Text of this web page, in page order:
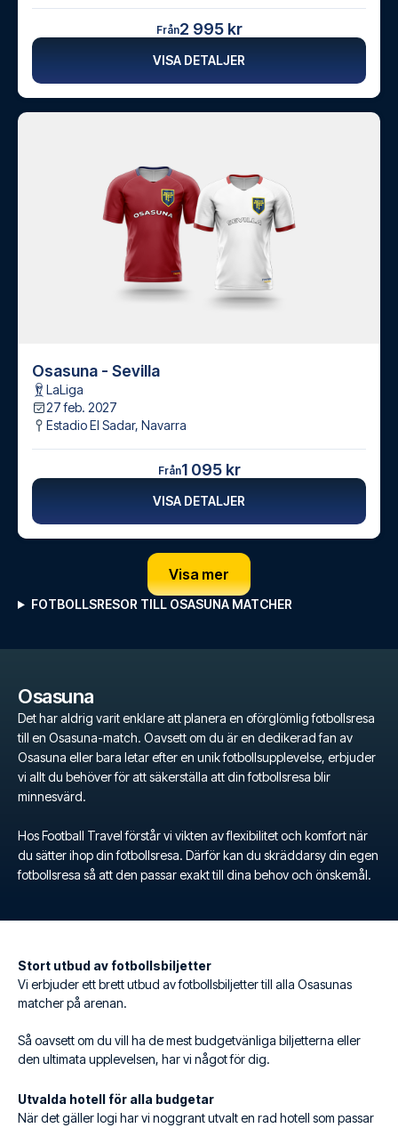
Från2 995 kr
VISA DETALJER
Osasuna - Sevilla
LaLiga
27 feb. 2027
Estadio El Sadar, Navarra
Från1 095 kr
VISA DETALJER
Visa mer
FOTBOLLSRESOR TILL OSASUNA MATCHER
Osasuna
Det har aldrig varit enklare att planera en oförglömlig fotbollsresa
till en Osasuna-match. Oavsett om du är en dedikerad fan av
Osasuna eller bara letar efter en unik fotbollsupplevelse, erbjuder
vi allt du behöver för att säkerställa att din fotbollsresa blir
minnesvärd.
Hos Football Travel förstår vi vikten av flexibilitet och komfort när
du sätter ihop din fotbollsresa. Därför kan du skräddarsy din egen
fotbollsresa så att den passar exakt till dina behov och önskemål.
Stort utbud av fotbollsbiljetter
Vi erbjuder ett brett utbud av fotbollsbiljetter till alla Osasunas
matcher på arenan.
Så oavsett om du vill ha de mest budgetvänliga biljetterna eller
den ultimata upplevelsen, har vi något för dig.
Utvalda hotell för alla budgetar
När det gäller logi har vi noggrant utvalt en rad hotell som passar